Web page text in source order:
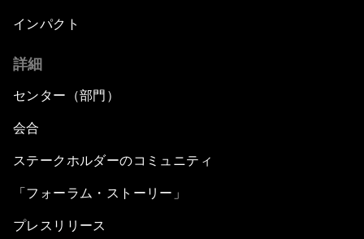
インパクト
詳細
センター（部門）
会合
ステークホルダーのコミュニティ
「フォーラム・ストーリー」
プレスリリース